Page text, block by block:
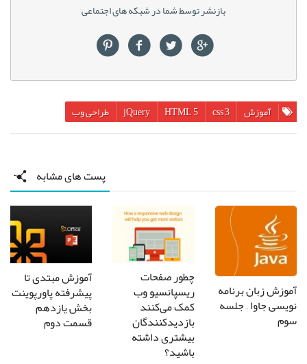
بازنشر توسط شما در شبکه های اجتماعی
آموزش css 3
HTML 5
jQuery طراحی وب
پست های مشابه
آموزش زبان برنامه
نویسی جاوا – جلسه
سوم
چطور صفحات
ریسپانسیو وب
کمک می‌کنند
بازدیدکنندگان
بیشتری داشته
باشید؟
آموزش مبتدی تا
پیشرفته پاورپوینت
بخش یازدهم
قسمت دوم